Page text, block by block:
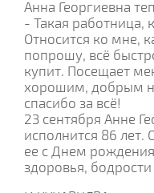
Анна Георгиевна
- Такая работница,
Относится ко мне,
попрошу, всё
купит. Посещает
хорошим, добрым
спасибо за всё!
23 сентября Анне
исполнится 86 лет.
ее с Днем
здоровья,